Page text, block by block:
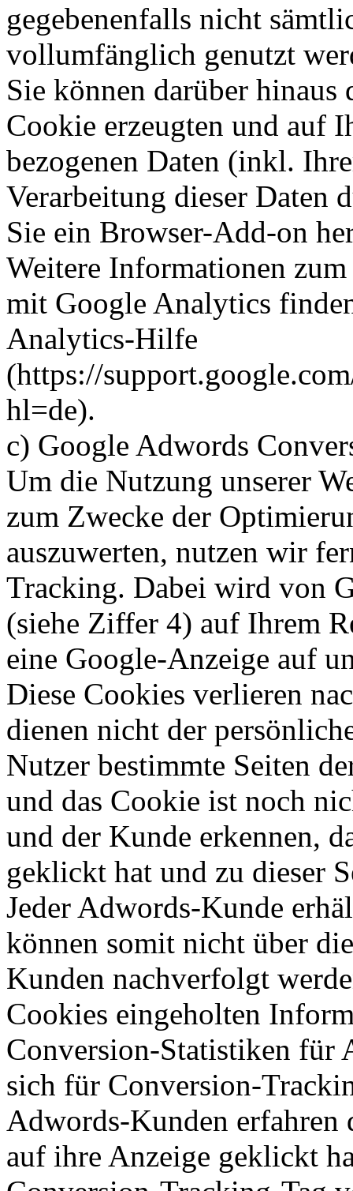
gegebenenfalls nicht
vollumfänglich genutzt
Sie können darüber hinaus
Cookie erzeugten und auf
bezogenen Daten (inkl.
Verarbeitung dieser Daten
Sie ein Browser-Add-on
Weitere Informationen
mit Google Analytics
Analytics-Hilfe
(https://
hl=de).
c) Google Adwords
Um die Nutzung unserer
zum Zwecke der
auszuwerten, nutzen wir
Tracking. Dabei wird von
(siehe Ziffer 4) auf Ihrem
eine Google-Anzeige auf
Diese Cookies verlieren
dienen nicht der
Nutzer bestimmte Seiten
und das Cookie ist noch
und der Kunde erkennen,
geklickt hat und zu dieser
Jeder Adwords-Kunde
können somit nicht über
Kunden nachverfolgt
Cookies eingeholten
Conversion-Statistiken für
sich für Conversion-
Adwords-Kunden erfahren
auf ihre Anzeige geklickt